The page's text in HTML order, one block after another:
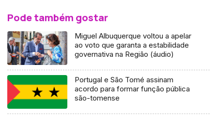
Pode também gostar
Miguel Albuquerque voltou a apelar
ao voto que garanta a estabilidade
governativa na Região (áudio)
Portugal e São Tomé assinam
acordo para formar função pública
são-tomense